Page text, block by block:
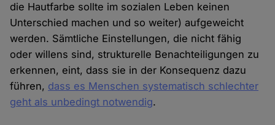
die Hautfarbe sollte im sozialen Leben keinen
Unterschied machen und so weiter) aufgeweicht
werden. Sämtliche Einstellungen, die nicht fähig
oder willens sind, strukturelle Benachteiligungen zu
erkennen, eint, dass sie in der Konsequenz dazu
führen, dass es Menschen systematisch schlechter
geht als unbedingt notwendig.